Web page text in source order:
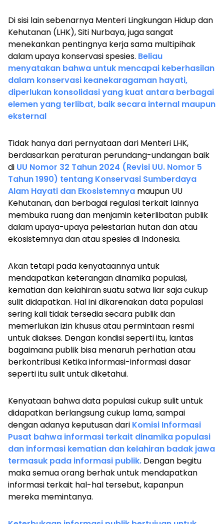
Di sisi lain sebenarnya Menteri Lingkungan Hidup dan
Kehutanan (LHK), Siti Nurbaya, juga sangat
menekankan pentingnya kerja sama multipihak
dalam upaya konservasi spesies. Beliau
menyatakan bahwa untuk mencapai keberhasilan
dalam konservasi keanekaragaman hayati,
diperlukan konsolidasi yang kuat antara berbagai
elemen yang terlibat, baik secara internal maupun
eksternal
Tidak hanya dari pernyataan dari Menteri LHK,
berdasarkan peraturan perundang-undangan baik
di UU Nomor 32 Tahun 2024 (Revisi UU. Nomor 5
Tahun 1990) tentang Konservasi Sumberdaya
Alam Hayati dan Ekosistemnya maupun UU
Kehutanan, dan berbagai regulasi terkait lainnya
membuka ruang dan menjamin keterlibatan publik
dalam upaya-upaya pelestarian hutan dan atau
ekosistemnya dan atau spesies di Indonesia.
Akan tetapi pada kenyataannya untuk
mendapatkan keterangan dinamika populasi,
kematian dan kelahiran suatu satwa liar saja cukup
sulit didapatkan. Hal ini dikarenakan data populasi
sering kali tidak tersedia secara publik dan
memerlukan izin khusus atau permintaan resmi
untuk diakses. Dengan kondisi seperti itu, lantas
bagaimana publik bisa menaruh perhatian atau
berkontribusi Ketika informasi-informasi dasar
seperti itu sulit untuk diketahui.
Kenyataan bahwa data populasi cukup sulit untuk
didapatkan berlangsung cukup lama, sampai
dengan adanya keputusan dari Komisi Informasi
Pusat bahwa informasi terkait dinamika populasi
dan informasi kematian dan kelahiran badak jawa
termasuk pada informasi publik. Dengan begitu
maka semua orang berhak untuk mendapatkan
informasi terkait hal-hal tersebut, kapanpun
mereka memintanya.